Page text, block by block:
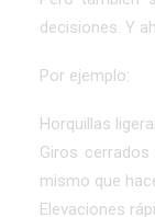
decisiones. Y
Por ejemplo:
Horquillas
Giros
mismo que
Elevaciones